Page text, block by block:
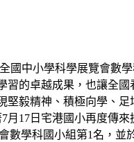
國中小學科學展覽會數
的卓越成果，也讓全
毅精神、積極向學、
17日宅港國小再度傳
數學科國小組第1名，並